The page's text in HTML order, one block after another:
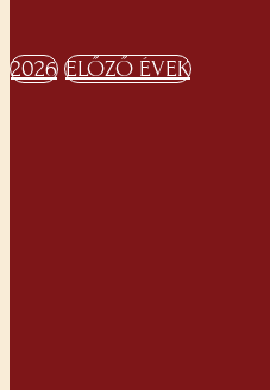
2026 ELŐZŐ ÉVEK